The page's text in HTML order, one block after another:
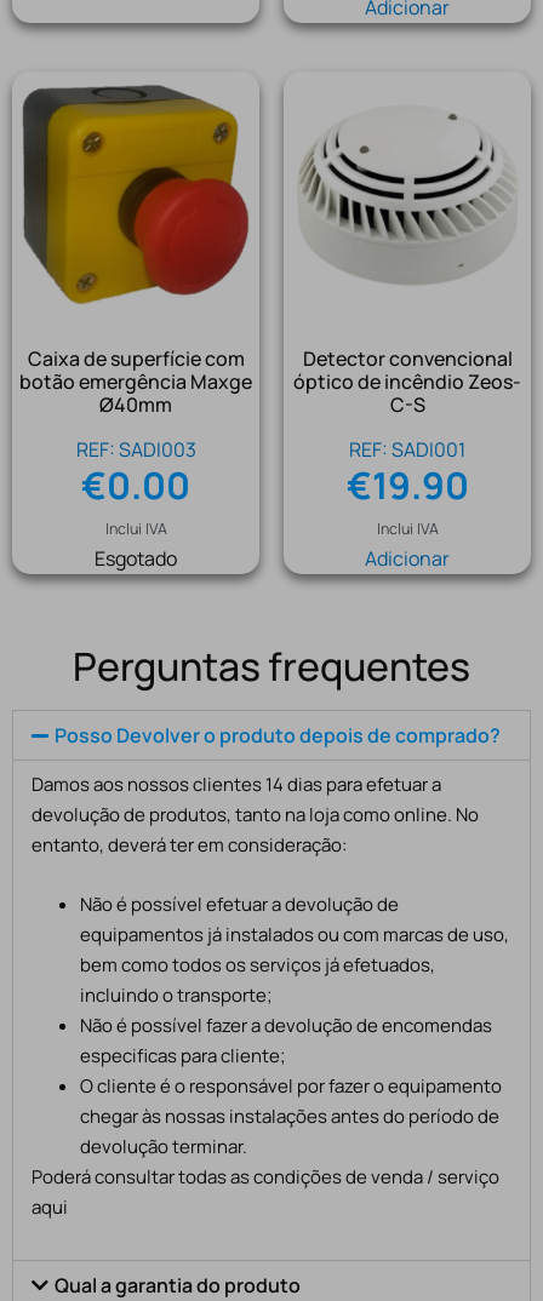
Adicionar
Caixa de superfície com
botão emergência Maxge
Ø40mm
REF: SADI003
€0.00
Inclui IVA
Esgotado
Detector convencional
óptico de incêndio Zeos-
C-S
REF: SADI001
€19.90
Inclui IVA
Adicionar
Perguntas frequentes
Posso Devolver o produto depois de comprado?
Damos aos nossos clientes 14 dias para efetuar a
devolução de produtos, tanto na loja como online. No
entanto, deverá ter em consideração:
Não é possível efetuar a devolução de
equipamentos já instalados ou com marcas de uso,
bem como todos os serviços já efetuados,
incluindo o transporte;
Não é possível fazer a devolução de encomendas
especificas para cliente;
O cliente é o responsável por fazer o equipamento
chegar às nossas instalações antes do período de
devolução terminar.
Poderá consultar todas as condições de venda / serviço
aqui
Qual a garantia do produto